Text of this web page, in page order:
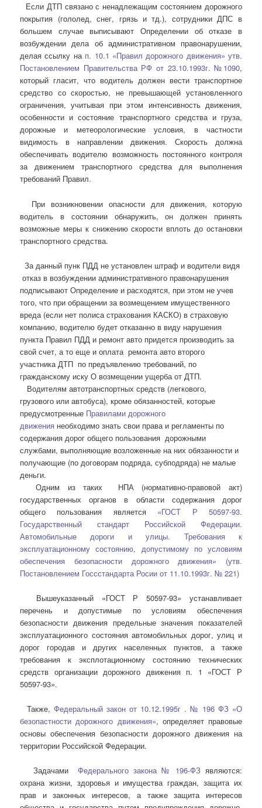
Если ДТП связано с ненадлежащим состоянием дорожного
покрытия (гололед, снег, грязь и тд.), сотрудники ДПС в
большем случае выписывают Определении об отказе в
возбуждении дела об административном правонарушении,
делая ссылку нап. 10.1 «Правил дорожного движения» утв.
Постановлением Правительства РФ от 23.10.1993г. №1090,
который гласит, что водитель должен вести транспортное
средство со скоростью, не превышающей установленного
ограничения, учитывая при этом интенсивность движения,
особенности и состояние транспортного средства и груза,
дорожные и метеорологические условия, в частности
видимость в направлении движения. Скорость должна
обеспечивать водителю возможность постоянного контроля
за движением транспортного средства для выполнения
требований Правил.
При возникновении опасности для движения, которую
водитель в состоянии обнаружить, он должен принять
возможные меры к снижению скорости вплоть до остановки
транспортного средства.
За данный пунк ПДД не установлен штраф и водители видя
отказ в возбуждении административного правонарушения
подписывают Определение и расходятся, при этом не учев
того, что при обращении за возмещением имущественного
вреда (если нет полиса страхования КАСКО) в страховую
компанию, водителю будет отказанно в виду нарушения
пункта Правил ПДД и ремонт авто придется производить за
свой счет, а то еще и оплата ремонта авто второго
участника ДТП по предъявлению требований, по
гражданскому иску О возмещении ущерба от ДТП.
Водителям автотранспортных средств (легкового,
грузового или автобуса), кроме обязанностей, которые
предусмотренные Правилами дорожного
движения необходимо знать свои права и регламенты по
содержания дорог общего пользования дорожными
службами, выполняющие возложенные на них обязанности и
получающие (по договорам подряда, субподряда) не малые
деньги.
Одним из таких НПА (нормативно-правовой акт)
государственных органов в области содержания дорог
общего пользования является «ГОСТ Р 50597-93.
Государственный стандарт Российской Федерации.
Автомобильные дороги и улицы. Требования к
эксплуатационному состоянию, допустимому по условиям
обеспечения безопасности дорожного движения» (утв.
Постановлением Госсстандарта Росии от 11.10.1993г. № 221)
Вышеуказанный «ГОСТ Р 50597-93» устанавливает
перечень и допустимые по условиям обеспечения
безопасности движения предельные значения показателей
эксплуатационного состояния автомобильных дорог, улиц и
дорог городав и других населенных пунктов, а также
требования к эксплотационному состоянию технических
средств организации дорожного движения п. 1 «ГОСТ Р
50597-93».
Также,Федеральный закон от 10.12.1995г . № 196 ФЗ «О
безопастности дорожного движения», определяет правовые
основы обеспечения безопасности дорожного движения на
территории Российской Федерации.
Задачами Федерального закона № 196-ФЗ являются:
охрана жизни, здоровья и имущества граждан, защита их
прав и законных интересов, а также защита интересов